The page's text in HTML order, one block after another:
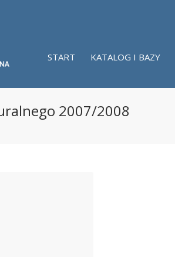
START KATALOG I BAZY
2007/2008